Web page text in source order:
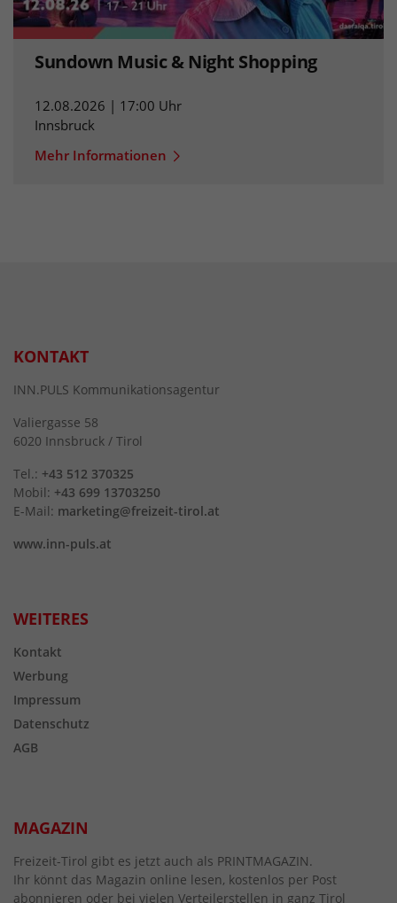
Sundown Music & Night Shopping
12.08.2026 | 17:00 Uhr
Innsbruck
Mehr Informationen
KONTAKT
INN.PULS Kommunikationsagentur
Valiergasse 58
6020 Innsbruck / Tirol
Tel.: +43 512 370325
Mobil: +43 699 13703250
E-Mail: marketing@freizeit-tirol.at
www.inn-puls.at
WEITERES
Kontakt
Werbung
Impressum
Datenschutz
AGB
MAGAZIN
Freizeit-Tirol gibt es jetzt auch als PRINTMAGAZIN.
Ihr könnt das Magazin online lesen, kostenlos per Post
abonnieren oder bei vielen Verteilerstellen in ganz Tirol